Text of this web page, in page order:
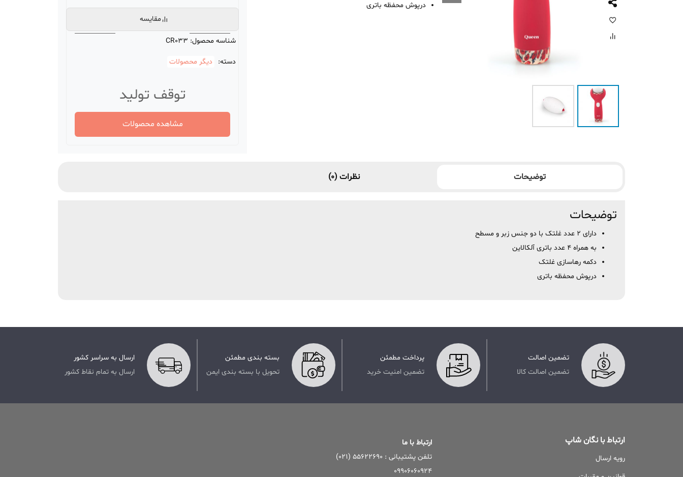
درپوش محفظه باتری
مقایسه
شناسه محصول: CR033
دسته: دیگر محصولات
توقف تولید
مشاهده محصولات
توضیحات نظرات (0)
توضیحات
دارای 2 عدد غلتک با دو جنس زبر و مسطح
به همراه 4 عدد باتری آلکالاین
دکمه رهاسازی غلتک
درپوش محفظه باتری
تضمین اصالت
تضمین اصالت کالا
پرداخت مطمئن
تضمین امنیت خرید
بسته بندی مطمئن
تحویل با بسته بندی ایمن
ارسال به سراسر کشور
ارسال به تمام نقاط کشور
ارتباط با نگان شاپ
رویه ارسال
ارتباط با ما
تلفن پشتیبانی : ۵۵۶۲۲۶۹۰ (۰۲۱)
09906060924